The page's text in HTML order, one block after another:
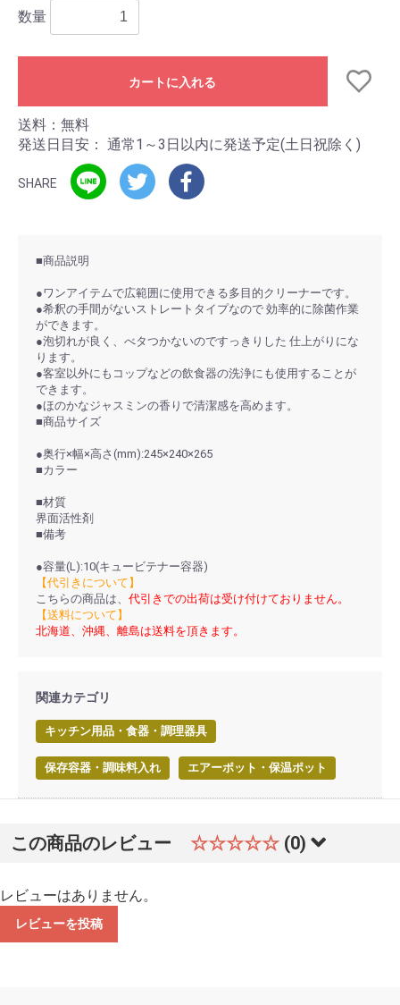
数量
カートに入れる
送料：無料
発送日目安： 通常1～3日以内に発送予定(土日祝除く)
SHARE
■商品説明
●ワンアイテムで広範囲に使用できる多目的クリーナーです。
●希釈の手間がないストレートタイプなので 効率的に除菌作業
ができます。
●泡切れが良く、べタつかないのですっきりした 仕上がりにな
ります。
●客室以外にもコップなどの飲食器の洗浄にも使用することが
できます。
●ほのかなジャスミンの香りで清潔感を高めます。
■商品サイズ
●奥行×幅×高さ(mm):245×240×265
■カラー
■材質
界面活性剤
■備考
●容量(L):10(キュービテナー容器)
【代引きについて】
こちらの商品は、 代引きでの出荷は受け付けておりません。
【送料について】
北海道、沖縄、離島は送料を頂きます。
関連カテゴリ
キッチン用品・食器・調理器具
保存容器・調味料入れ エアーポット・保温ポット
この商品のレビュー ☆☆☆☆☆ (0)
レビューはありません。
レビューを投稿